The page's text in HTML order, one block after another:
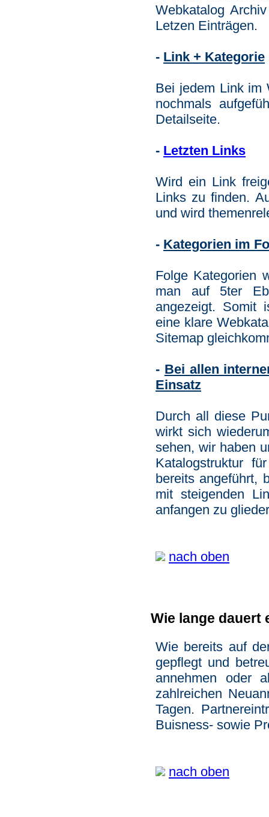
Webkatalog
Letzen Einträgen.
- Link + Kategorie
Bei jedem Link im
nochmals
Detailseite.
- Letzten Links
Wird ein Link
Links zu finden.
und wird
- Kategorien im
Folge Kategorien
man auf 5ter
angezeigt. Somit
eine klare
Sitemap
- Bei allen
Einsatz
Durch all diese
wirkt sich
sehen, wir haben
Katalogstruktur
bereits angeführt,
mit steigenden
anfangen zu
nach oben
Wie lange dauert
Wie bereits auf
gepflegt und
annehmen oder
zahlreichen
Tagen.
Buisness- sowie
nach oben